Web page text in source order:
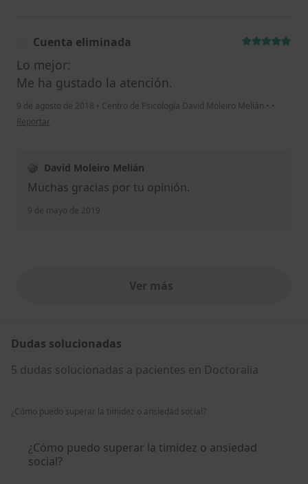
Cuenta eliminada
Lo mejor:
Me ha gustado la atención.
9 de agosto de 2018 • Centro de Psicología David Moleiro Melián • •
en opinión del usuario Cuenta eliminada
Reportar
David Moleiro Melián
Muchas gracias por tu opinión.
9 de mayo de 2019
Ver másopiniones anteriores
Dudas solucionadas
5 dudas solucionadas a pacientes en Doctoralia
¿Cómo puedo superar la timidez o ansiedad social?
¿Cómo puedo superar la timidez o ansiedad
social?